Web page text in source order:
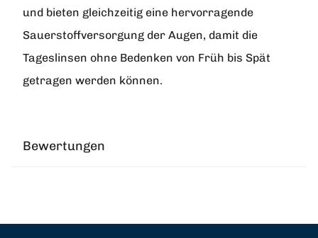
und bieten gleichzeitig eine hervorragende
Sauerstoffversorgung der Augen, damit die
Tageslinsen ohne Bedenken von Früh bis Spät
getragen werden können.
Bewertungen